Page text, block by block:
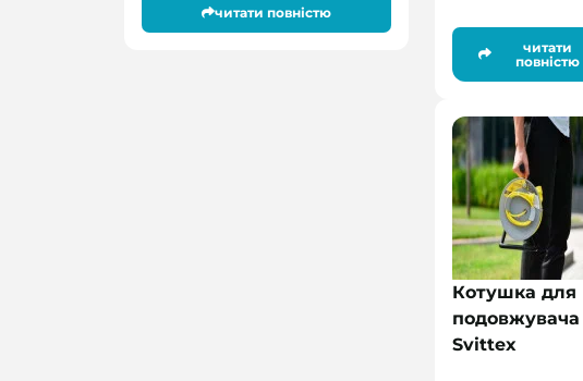
читати повністю
читати
повністю
Котушка для
подовжувача
Svittex